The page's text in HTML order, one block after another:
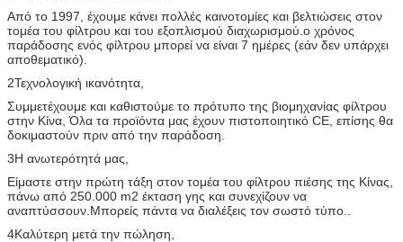
Από το 1997, έχουμε κάνει πολλές καινοτομίες και βελτιώσεις στον
τομέα του φίλτρου και του εξοπλισμού διαχωρισμού.ο χρόνος
παράδοσης ενός φίλτρου μπορεί να είναι 7 ημέρες (εάν δεν υπάρχει
αποθεματικό).
2Τεχνολογική ικανότητα,
Συμμετέχουμε και καθιστούμε το πρότυπο της βιομηχανίας φίλτρου
στην Κίνα, Όλα τα προϊόντα μας έχουν πιστοποιητικό CE, επίσης θα
δοκιμαστούν πριν από την παράδοση.
3Η ανωτερότητά μας,
Είμαστε στην πρώτη τάξη στον τομέα του φίλτρου πιέσης της Κίνας,
πάνω από 250.000 m2 έκταση γης και συνεχίζουν να
αναπτύσσουν.Μπορείς πάντα να διαλέξεις τον σωστό τύπο..
4Καλύτερη μετά την πώληση,